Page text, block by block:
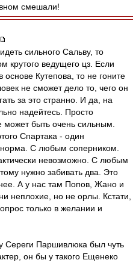
смешали!
сильного Сальву, то
крутого ведущего цз. Если
основе Кутепова, то не гоните
не сможет дело то, чего он
за это странно. И да, на
надейтесь. Просто
может быть очень сильным.
Спартака - один
С любым соперником.
невозможно. С любым
нужно забивать два. Это
А у нас там Попов, Жано и
неплохие, но не орлы. Кстати,
только в желании и
Сереги Паршивлюка был чуть
он бы у такого Ещенеко